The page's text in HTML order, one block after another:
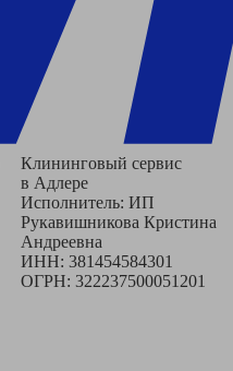
Клининговый сервис
в Адлере
Исполнитель: ИП
Рукавишникова Кристина
Андреевна
ИНН: 381454584301
ОГРН: 322237500051201